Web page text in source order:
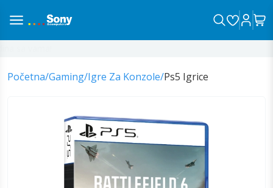
Početna/Gaming/Igre Za Konzole/Ps5 Igrice